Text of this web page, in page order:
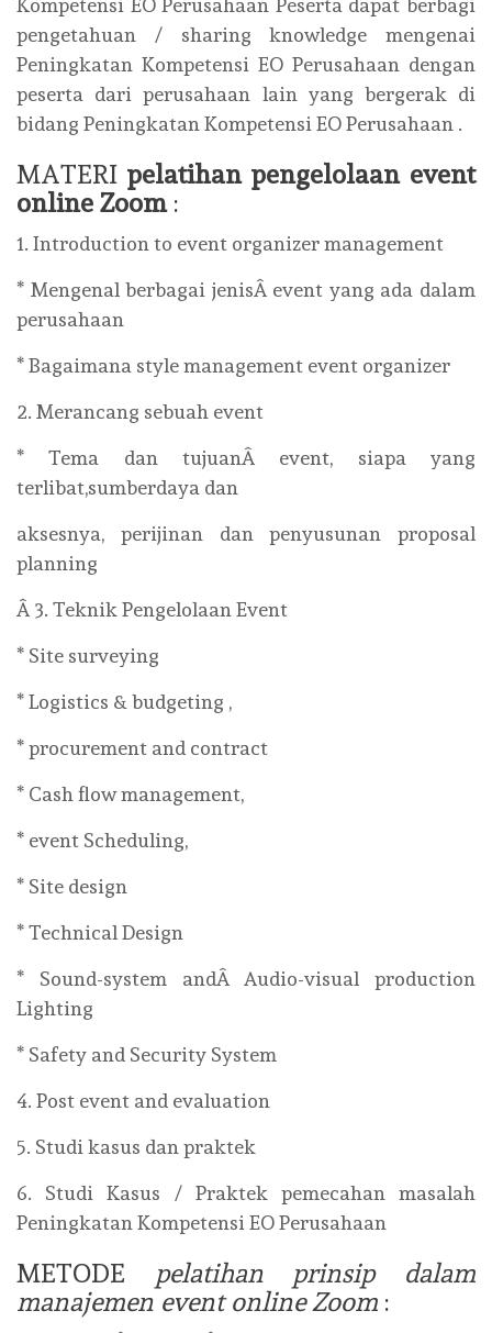
Kompetensi EO Perusahaan Peserta dapat berbagi
pengetahuan / sharing knowledge mengenai
Peningkatan Kompetensi EO Perusahaan dengan
peserta dari perusahaan lain yang bergerak di
bidang Peningkatan Kompetensi EO Perusahaan .
MATERI pelatihan pengelolaan event
online Zoom:
1. Introduction to event organizer management
* Mengenal berbagai jenisÂ event yang ada dalam
perusahaan
* Bagaimana style management event organizer
2. Merancang sebuah event
* Tema dan tujuanÂ event, siapa yang
terlibat,sumberdaya dan
aksesnya, perijinan dan penyusunan proposal
planning
Â 3. Teknik Pengelolaan Event
* Site surveying
* Logistics & budgeting ,
* procurement and contract
* Cash flow management,
* event Scheduling,
* Site design
* Technical Design
* Sound-system andÂ Audio-visual production
Lighting
* Safety and Security System
4. Post event and evaluation
5. Studi kasus dan praktek
6. Studi Kasus / Praktek pemecahan masalah
Peningkatan Kompetensi EO Perusahaan
METODE pelatihan prinsip dalam
manajemen event online Zoom :